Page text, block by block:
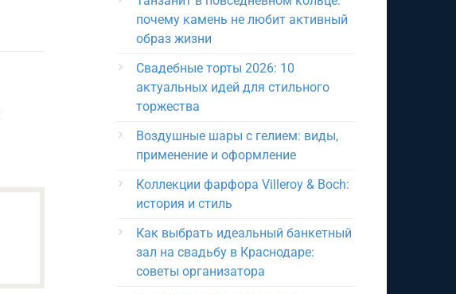
почему камень не любит активный
образ жизни
Свадебные торты 2026: 10
актуальных идей для стильного
торжества
Воздушные шары с гелием: виды,
применение и оформление
Коллекции фарфора Villeroy & Boch:
история и стиль
Как выбрать идеальный банкетный
зал на свадьбу в Краснодаре:
советы организатора